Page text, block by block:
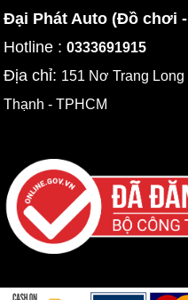
Đại Phát Auto (Đồ chơi
Hotline :0333691915
Địa chỉ: 151 Nơ Trang
Thạnh - TPHCM